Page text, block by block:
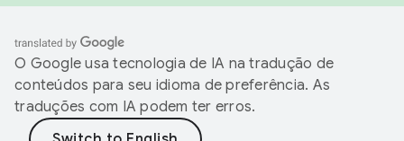
O Google usa tecnologia de IA na tradução de
conteúdos para seu idioma de preferência. As
traduções com IA podem ter erros.